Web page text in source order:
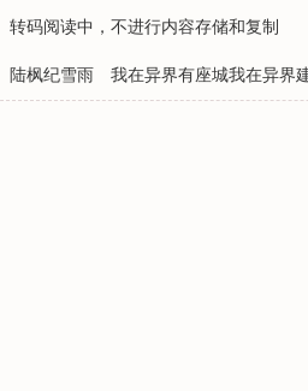
转码阅读中，不进行内容存储和复制
陆枫纪雪雨 我在异界有座城我在异界